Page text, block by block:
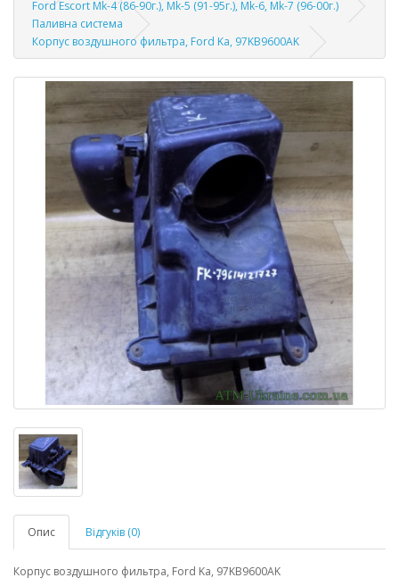
Ford Escort Mk-4 (86-90г.), Mk-5 (91-95г.), Mk-6, Mk-7 (96-00г.)
Паливна система
Корпус воздушного фильтра, Ford Ka, 97KB9600AK
Опис Відгуків (0)
Корпус воздушного фильтра, Ford Ka, 97KB9600AK